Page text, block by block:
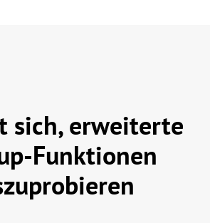
sich, erweiterte
Funktionen